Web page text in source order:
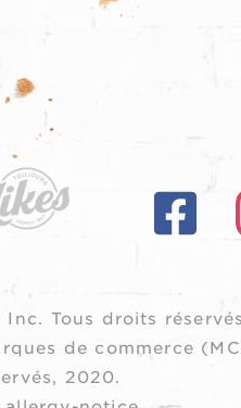
Inc. Tous droits
de commerce
2020.